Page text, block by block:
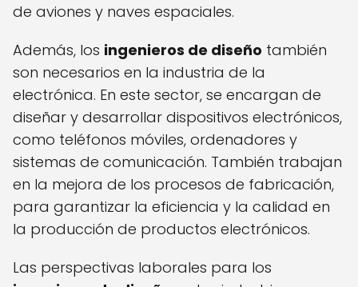
de aviones y naves espaciales.
Además, los ingenieros de diseño también
son necesarios en la industria de la
electrónica. En este sector, se encargan de
diseñar y desarrollar dispositivos electrónicos,
como teléfonos móviles, ordenadores y
sistemas de comunicación. También trabajan
en la mejora de los procesos de fabricación,
para garantizar la eficiencia y la calidad en
la producción de productos electrónicos.
Las perspectivas laborales para los